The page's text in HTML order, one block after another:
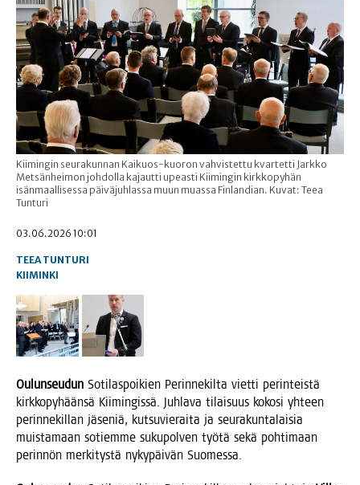
Kiimingin seurakunnan Kaikuos-kuoron vahvistettu kvartetti Jarkko
Metsänheimon johdolla kajautti upeasti Kiimingin kirkkopyhän
isänmaallisessa päiväjuhlassa muun muassa Finlandian. Kuvat: Teea
Tunturi
03.06.2026 10:01
TEEA TUNTURI
KIIMINKI
Oulun­seu­dun Soti­las­poi­kien Perin­ne­kil­ta viet­ti perin­teis­tä
kirk­ko­py­hään­sä Kii­min­gis­sä. Juh­la­va tilai­suus koko­si yhteen
perin­ne­kil­lan jäse­niä, kut­su­vie­rai­ta ja seu­ra­kun­ta­lai­sia
muis­ta­maan sotiem­me suku­pol­ven työ­tä sekä poh­ti­maan
perin­nön mer­ki­tys­tä nyky­päi­vän Suomessa.